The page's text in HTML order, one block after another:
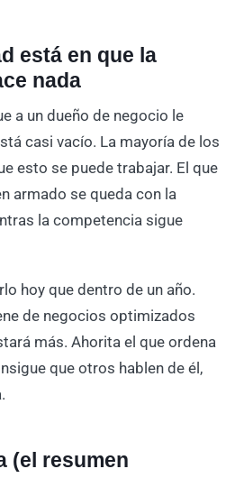
está en que la
nada
a un dueño de negocio le
casi vacío. La mayoría de los
esto se puede trabajar. El que
armado se queda con la
la competencia sigue
hoy que dentro de un año.
de negocios optimizados
más. Ahorita el que ordena
que otros hablen de él,
(el resumen